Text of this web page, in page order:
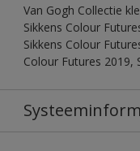
Van Gogh Collectie
Sikkens Colour
Sikkens Colour
Colour Futures 2019,